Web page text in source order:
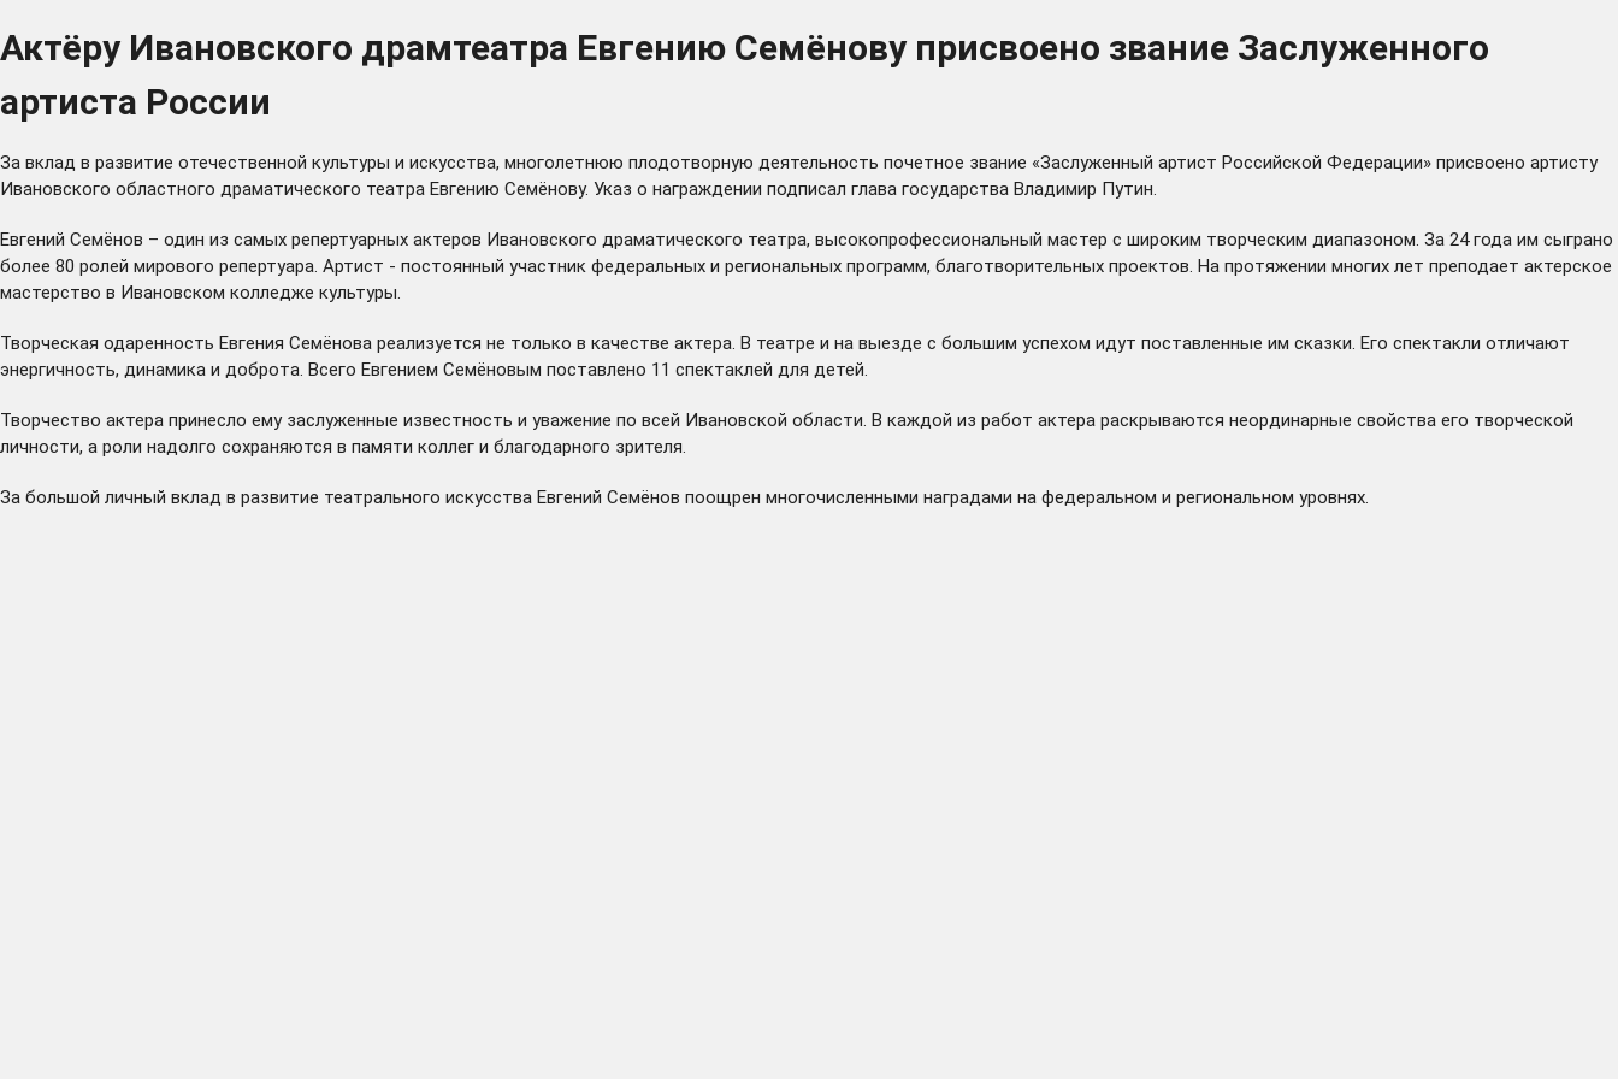
Актёру Ивановского драмтеатра Евгению Семёнову присвоено звание Заслуженного
артиста России
За вклад в развитие отечественной культуры и искусства, многолетнюю плодотворную деятельность почетное звание «Заслуженный артист Российской Федерации» присвоено артисту
Ивановского областного драматического театра Евгению Семёнову. Указ о награждении подписал глава государства Владимир Путин.
Евгений Семёнов – один из самых репертуарных актеров Ивановского драматического театра, высокопрофессиональный мастер с широким творческим диапазоном. За 24 года им сыграно
более 80 ролей мирового репертуара. Артист - постоянный участник федеральных и региональных программ, благотворительных проектов. На протяжении многих лет преподает актерское
мастерство в Ивановском колледже культуры.
Творческая одаренность Евгения Семёнова реализуется не только в качестве актера. В театре и на выезде с большим успехом идут поставленные им сказки. Его спектакли отличают
энергичность, динамика и доброта. Всего Евгением Семёновым поставлено 11 спектаклей для детей.
Творчество актера принесло ему заслуженные известность и уважение по всей Ивановской области. В каждой из работ актера раскрываются неординарные свойства его творческой
личности, а роли надолго сохраняются в памяти коллег и благодарного зрителя.
За большой личный вклад в развитие театрального искусства Евгений Семёнов поощрен многочисленными наградами на федеральном и региональном уровнях.